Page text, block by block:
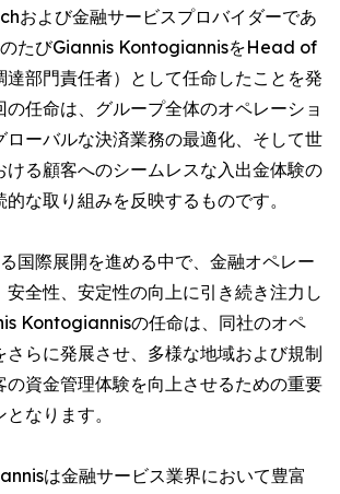
および金融サービスプロバイダーであ
のたびGiannis KontogiannisをHead of
部門責任者）として任命したことを発
任命は、グループ全体のオペレーショ
ローバルな決済業務の最適化、そして世
ける顧客へのシームレスな入出金体験の
な取り組みを反映するものです。
国際展開を進める中で、金融オペレー
安全性、安定性の向上に引き続き注力し
Kontogiannisの任命は、同社のオペ
さらに発展させ、多様な地域および規制
の資金管理体験を向上させるための重要
なります。
は金融サービス業界において豊富